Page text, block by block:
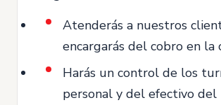
Atenderás a nuestros
encargarás del cobro en la
Harás un control de los
personal y del efectivo del